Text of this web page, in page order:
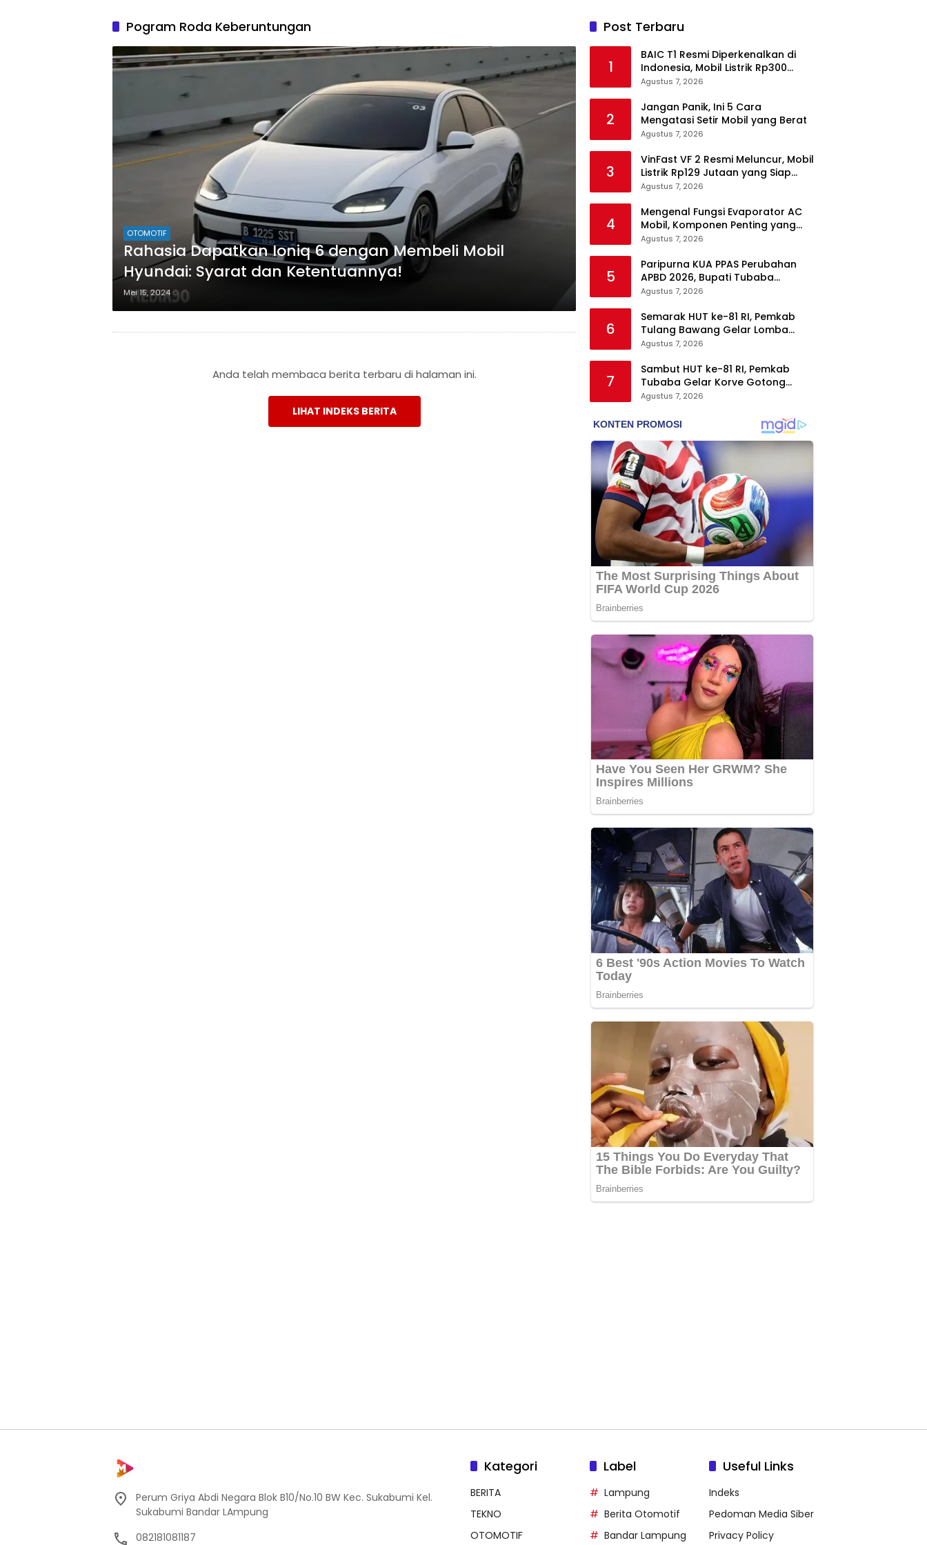
Pogram Roda Keberuntungan
OTOMOTIF
Rahasia Dapatkan Ioniq 6 dengan Membeli Mobil
Hyundai: Syarat dan Ketentuannya!
Mei 15, 2024
Anda telah membaca berita terbaru di halaman ini.
LIHAT INDEKS BERITA
Post Terbaru
1
BAIC T1 Resmi Diperkenalkan di
Indonesia, Mobil Listrik Rp300
Jutaan Siap Ramaikan Pasar EV
Agustus 7, 2026
2
Jangan Panik, Ini 5 Cara
Mengatasi Setir Mobil yang Berat
Agustus 7, 2026
3
VinFast VF 2 Resmi Meluncur, Mobil
Listrik Rp129 Jutaan yang Siap
Jadi Alternatif Pengganti Motor
Agustus 7, 2026
4
Mengenal Fungsi Evaporator AC
Mobil, Komponen Penting yang
Sering Terlupakan
Agustus 7, 2026
5
Paripurna KUA PPAS Perubahan
APBD 2026, Bupati Tubaba
Targetkan Pendapatan Daerah
Agustus 7, 2026
6
Semarak HUT ke-81 RI, Pemkab
Tulang Bawang Gelar Lomba
Senam Udang Manis
Agustus 7, 2026
7
Sambut HUT ke-81 RI, Pemkab
Tubaba Gelar Korve Gotong
Royong dan Bersih-Bersih
Agustus 7, 2026
Perum Griya Abdi Negara Blok B10/No.10 BW Kec. Sukabumi Kel.
Sukabumi Bandar LAmpung
082181081187
Kategori
BERITA
TEKNO
OTOMOTIF
Label
Lampung
Berita Otomotif
Bandar Lampung
Useful Links
Indeks
Pedoman Media Siber
Privacy Policy